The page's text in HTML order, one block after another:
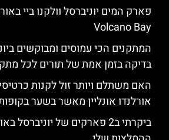
Volcano Bay
המתקנים הכי עמוסים ומבוקשים
בדיקה בזמן אמת של תורים לכל
האם משתלם ויותר זול לקנות
אורלנדו אונליין מאשר בשער
ביקרתי ב2 פארקים של יוניברסל